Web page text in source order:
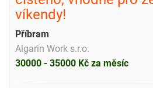
víkendy!
Příbram
Algarin Work s.r.o.
30000 - 35000 Kč za měsíc